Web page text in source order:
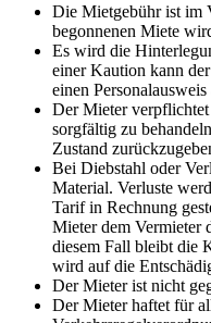
Die Mietgebühr ist im
begonnenen Miete
Es wird die
einer Kaution kann
einen
Der Mieter verpflichtet
sorgfältig zu
Zustand
Bei Diebstahl oder
Material. Verluste
Tarif in Rechnung
Mieter dem Vermieter
diesem Fall bleibt die
wird auf die
Der Mieter ist nicht
Der Mieter haftet für